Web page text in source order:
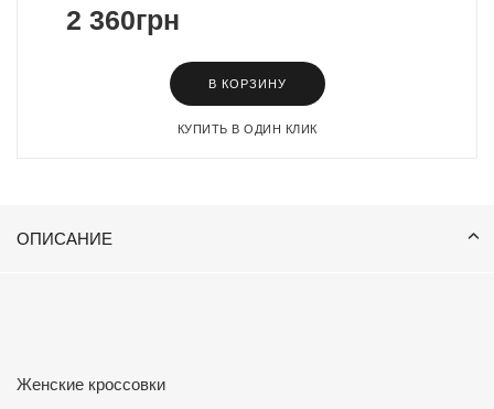
2 360грн
В КОРЗИНУ
КУПИТЬ В ОДИН КЛИК
ОПИСАНИЕ
Женские кроссовки